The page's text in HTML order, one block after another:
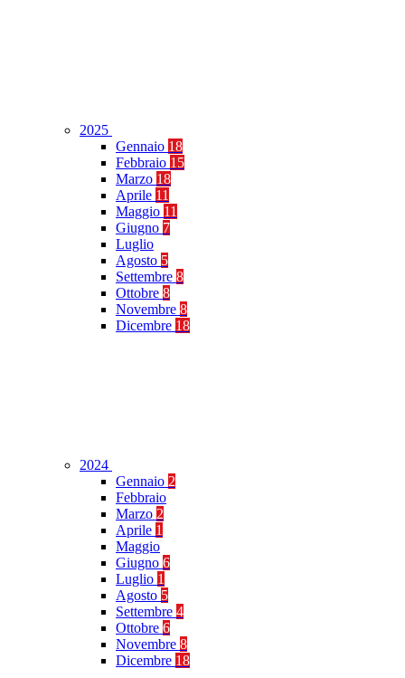
2025
Gennaio 18
Febbraio 15
Marzo 18
Aprile 11
Maggio 11
Giugno 7
Luglio
Agosto 5
Settembre 8
Ottobre 8
Novembre 8
Dicembre 18
2024
Gennaio 2
Febbraio
Marzo 2
Aprile 1
Maggio
Giugno 6
Luglio 1
Agosto 5
Settembre 4
Ottobre 6
Novembre 8
Dicembre 18